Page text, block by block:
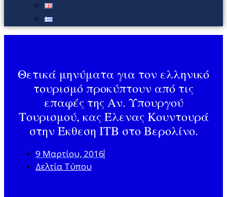
Θετικά μηνύματα για τον ελληνικό
τουρισμό προκύπτουν από τις
επαφές της Αν. Υπουργού
Τουρισμού, κας Έλενας Κουντουρά
στην Έκθεση ΙΤΒ στο Βερολίνο.
9 Μαρτίου, 2016
Δελτία Τύπου